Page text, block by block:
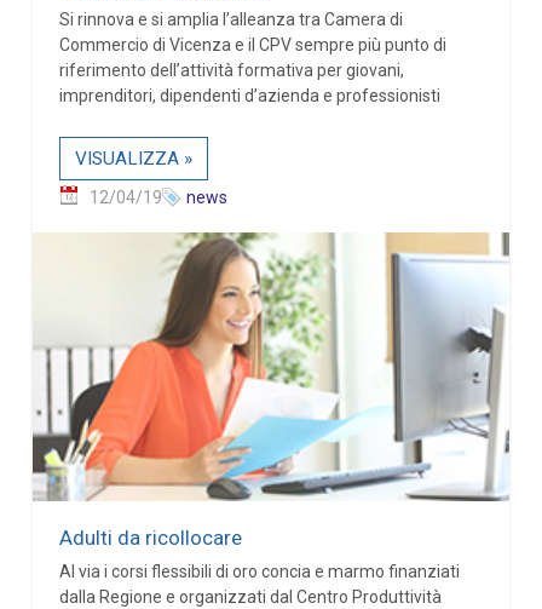
Si rinnova e si amplia l’alleanza tra Camera di
Commercio di Vicenza e il CPV sempre più punto di
riferimento dell’attività formativa per giovani,
imprenditori, dipendenti d’azienda e professionisti
VISUALIZZA »
12/04/19 news
Adulti da ricollocare
Al via i corsi flessibili di oro concia e marmo finanziati
dalla Regione e organizzati dal Centro Produttività